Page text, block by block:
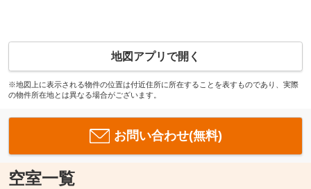
地図アプリで開く
※地図上に表示される物件の位置は付近住所に所在することを表すものであり、実際
の物件所在地とは異なる場合がございます。
お問い合わせ(無料)
空室一覧